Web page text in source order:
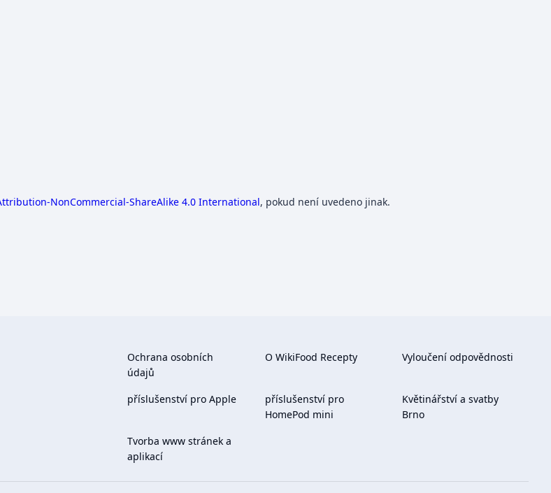
NonCommercial-ShareAlike 4.0 International, pokud není uvedeno jinak.
Ochrana osobních
údajů
O WikiFood Recepty Vyloučení odpovědnosti
příslušenství pro Apple
příslušenství pro
HomePod mini
Květinářství a svatby
Brno
Tvorba www stránek a
aplikací